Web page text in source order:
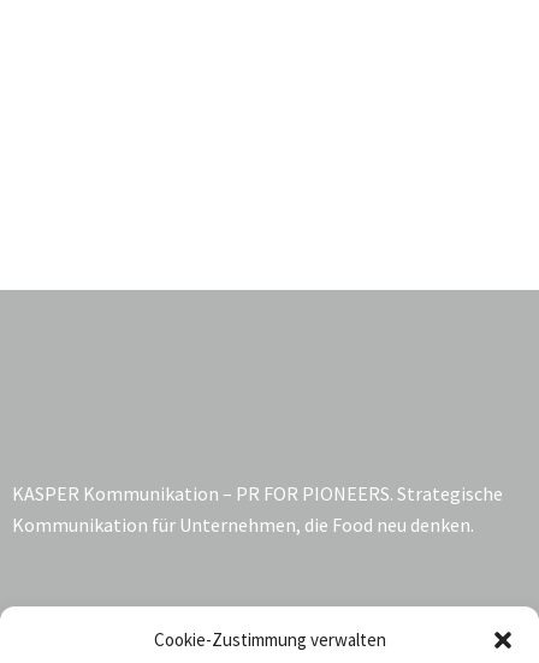
Cookie-Zustimmung verwalten
KASPER Kommunikation – PR FOR PIONEERS. Strategische
Kommunikation für Unternehmen, die Food neu denken.